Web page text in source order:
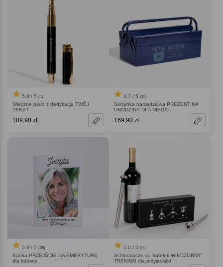
5.0 / 5 (1)
Wieczne pióro z dedykacją TWÓJ
TEKST
189,90 zł
4.7 / 5 (15)
Skrzynka narzędziowa PREZENT NA
URODZINY DLA NIEGO
169,90 zł
5.0 / 5 (39)
Kartka PRZEJŚCIE NA EMERYTURĘ
dla kobiety
5.0 / 5 (8)
Schładzacze do butelek WIECZORNY
TRENING dla przyjaciółki